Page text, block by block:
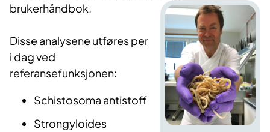
brukerhåndbok.
Disse analysene utføres per
i dag ved
referansefunksjonen:
Schistosoma antistoff
Strongyloides